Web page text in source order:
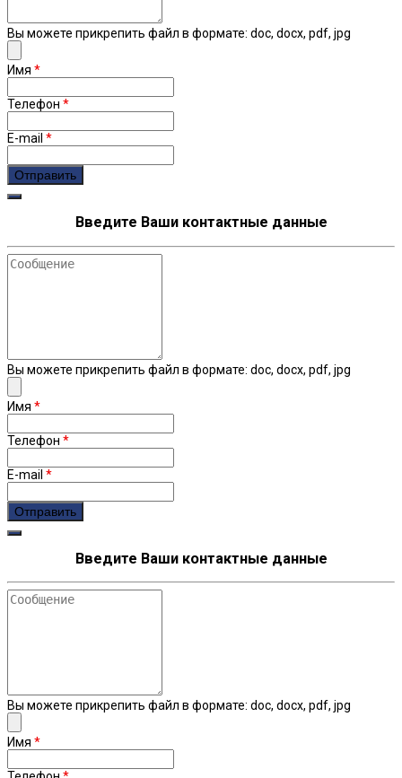
Вы можете прикрепить файл в формате: doc, docx, pdf, jpg
Имя *
Телефон *
E-mail *
Введите Ваши контактные данные
Сообщение
Вы можете прикрепить файл в формате: doc, docx, pdf, jpg
Имя *
Телефон *
E-mail *
Введите Ваши контактные данные
Сообщение
Вы можете прикрепить файл в формате: doc, docx, pdf, jpg
Имя *